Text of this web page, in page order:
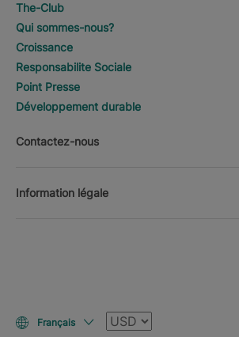
The-Club
Qui sommes-nous?
Croissance
Responsabilite Sociale
Point Presse
Développement durable
Contactez-nous
Information légale
Français Devise